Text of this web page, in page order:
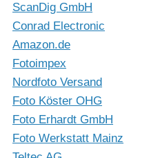
ScanDig GmbH
Conrad Electronic
Amazon.de
Fotoimpex
Nordfoto Versand
Foto Köster OHG
Foto Erhardt GmbH
Foto Werkstatt Mainz